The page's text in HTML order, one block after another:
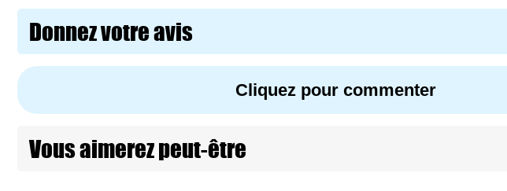
Donnez votre avis
Cliquez pour commenter
Vous aimerez peut-être